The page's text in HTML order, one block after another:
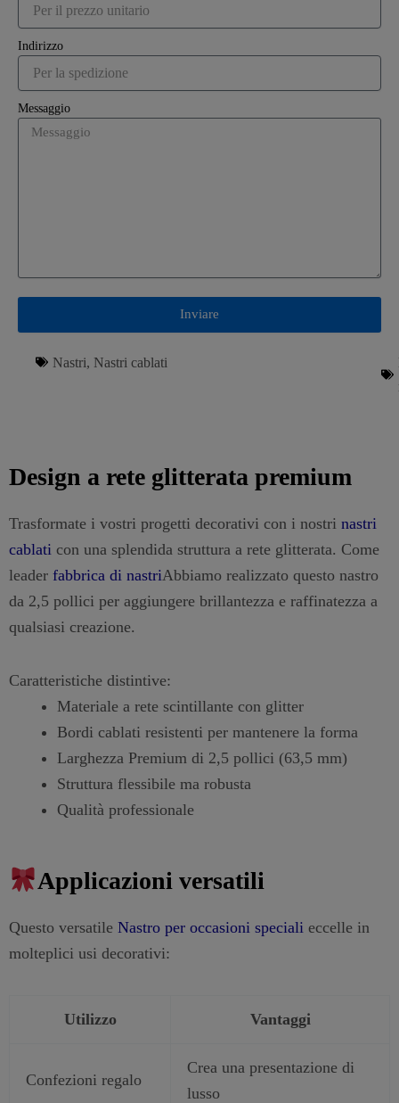
Indirizzo
Messaggio
Inviare
Nastri, Nastri cablati
Design a rete glitterata premium
Trasformate i vostri progetti decorativi con i nostri nastri
cablati con una splendida struttura a rete glitterata. Come
leader fabbrica di nastriAbbiamo realizzato questo nastro
da 2,5 pollici per aggiungere brillantezza e raffinatezza a
qualsiasi creazione.
Caratteristiche distintive:
Materiale a rete scintillante con glitter
Bordi cablati resistenti per mantenere la forma
Larghezza Premium di 2,5 pollici (63,5 mm)
Struttura flessibile ma robusta
Qualità professionale
Applicazioni versatili
Questo versatile Nastro per occasioni speciali eccelle in
molteplici usi decorativi:
Utilizzo Vantaggi
Confezioni regalo
Crea una presentazione di
lusso